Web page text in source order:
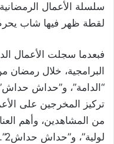
سلسلة الأعمال
لقطة ظهر فيها شاب
فبعدما سجلت الأعمال
البرامجية، خلال
“الدامة”، و”حداش
تركيز المخرجين على
من المشاهدين، وأهم
لولية”، و”حداش حداش2”.